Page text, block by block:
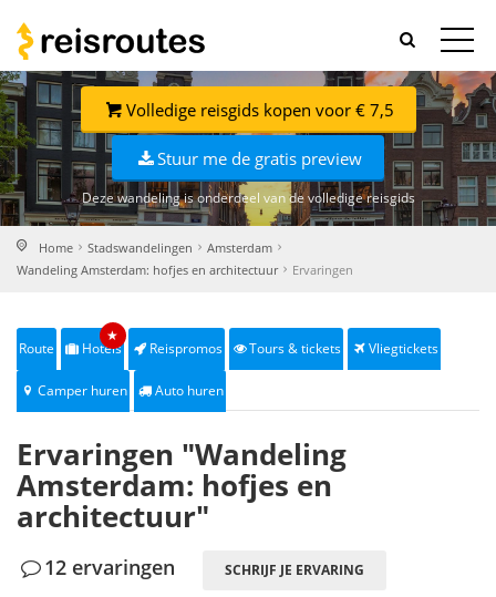
Volledige reisgids kopen voor € 7,5
Stuur me de gratis preview
Deze wandeling is onderdeel van de volledige reisgids
Home Stadswandelingen
Amsterdam
Wandeling Amsterdam: hofjes en architectuur
Ervaringen
Route Hotels
★
Reispromos Tours & tickets Vliegtickets
Camper huren Auto huren
Ervaringen "Wandeling
Amsterdam: hofjes en
architectuur"
12 ervaringen SCHRIJF JE ERVARING